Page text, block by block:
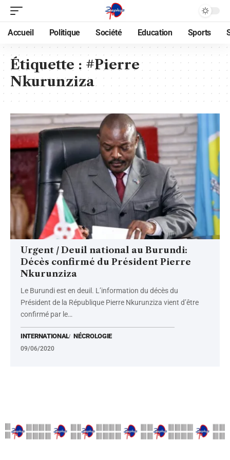
Accueil Politique Société Education Sports
Étiquette : #Pierre
Nkurunziza
Urgent / Deuil national au Burundi:
Décès confirmé du Président Pierre
Nkurunziza
Le Burundi est en deuil. L’information du décès du
Président de la République Pierre Nkurunziza vient d’être
confirmé par le…
INTERNATIONAL NÉCROLOGIE
09/06/2020